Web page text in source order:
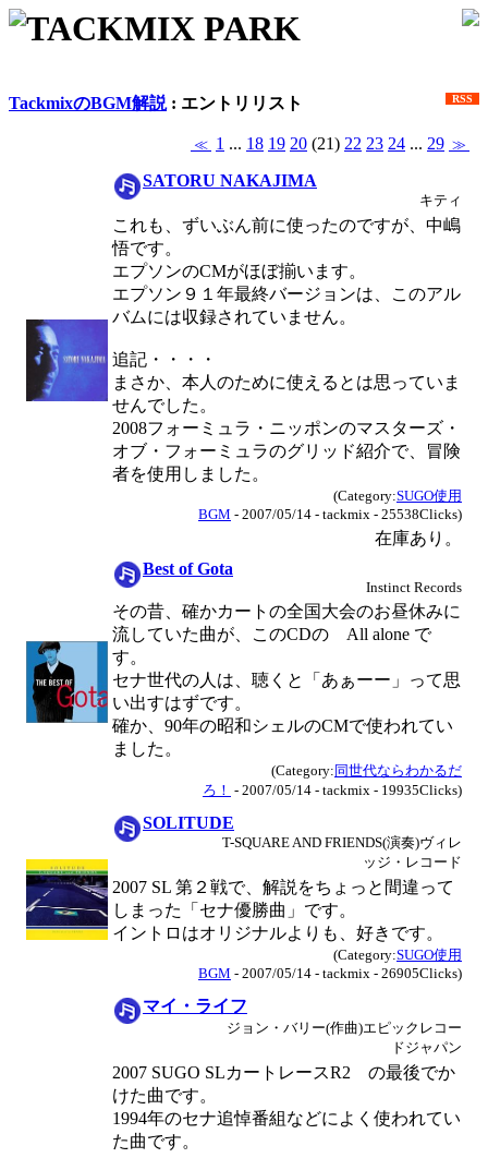
TACKMIX PARK
RSS
TackmixのBGM解説: エントリリスト
≪ 1 ... 18 19 20 (21) 22 23 24 ... 29 ≫
SATORU NAKAJIMA
キティ
これも、ずいぶん前に使ったのですが、中嶋
悟です。
エプソンのCMがほぼ揃います。
エプソン９１年最終バージョンは、このアル
バムには収録されていません。
追記・・・・
まさか、本人のために使えるとは思っていま
せんでした。
2008フォーミュラ・ニッポンのマスターズ・
オブ・フォーミュラのグリッド紹介で、冒険
者を使用しました。
(Category:SUGO使用
BGM - 2007/05/14 - tackmix - 25538Clicks)
在庫あり。
Best of Gota
Instinct Records
その昔、確かカートの全国大会のお昼休みに
流していた曲が、このCDの All alone で
す。
セナ世代の人は、聴くと「あぁーー」って思
い出すはずです。
確か、90年の昭和シェルのCMで使われてい
ました。
(Category: 同世代ならわかるだ
ろ！ - 2007/05/14 - tackmix - 19935Clicks)
SOLITUDE
T-SQUARE AND FRIENDS(演奏)ヴィレ
ッジ・レコード
2007 SL 第２戦で、解説をちょっと間違って
しまった「セナ優勝曲」です。
イントロはオリジナルよりも、好きです。
(Category:SUGO使用
BGM - 2007/05/14 - tackmix - 26905Clicks)
マイ・ライフ
ジョン・バリー(作曲)エピックレコー
ドジャパン
2007 SUGO SLカートレースR2 の最後でか
けた曲です。
1994年のセナ追悼番組などによく使われてい
た曲です。